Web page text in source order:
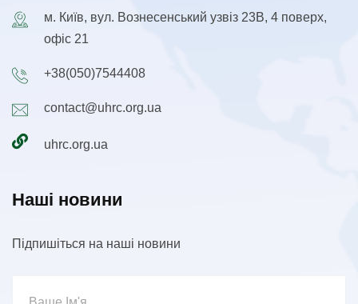
м. Київ, вул. Вознесенський узвіз 23В, 4 поверх,
офіс 21
+38(050)7544408
contact@uhrc.org.ua
uhrc.org.ua
Наші новини
Підпишіться на наші новини